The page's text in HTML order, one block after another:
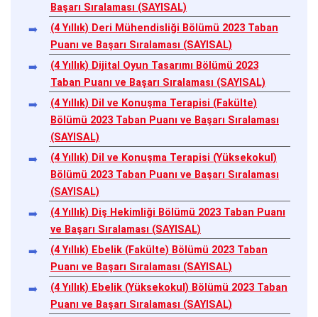
Başarı Sıralaması (SAYISAL)
(4 Yıllık) Deri Mühendisliği Bölümü 2023 Taban
Puanı ve Başarı Sıralaması (SAYISAL)
(4 Yıllık) Dijital Oyun Tasarımı Bölümü 2023
Taban Puanı ve Başarı Sıralaması (SAYISAL)
(4 Yıllık) Dil ve Konuşma Terapisi (Fakülte)
Bölümü 2023 Taban Puanı ve Başarı Sıralaması
(SAYISAL)
(4 Yıllık) Dil ve Konuşma Terapisi (Yüksekokul)
Bölümü 2023 Taban Puanı ve Başarı Sıralaması
(SAYISAL)
(4 Yıllık) Diş Hekimliği Bölümü 2023 Taban Puanı
ve Başarı Sıralaması (SAYISAL)
(4 Yıllık) Ebelik (Fakülte) Bölümü 2023 Taban
Puanı ve Başarı Sıralaması (SAYISAL)
(4 Yıllık) Ebelik (Yüksekokul) Bölümü 2023 Taban
Puanı ve Başarı Sıralaması (SAYISAL)